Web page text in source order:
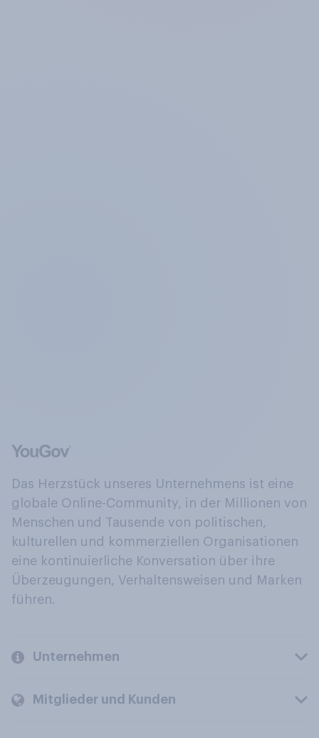
Das Herzstück unseres Unternehmens ist eine
globale Online-Community, in der Millionen von
Menschen und Tausende von politischen,
kulturellen und kommerziellen Organisationen
eine kontinuierliche Konversation über ihre
Überzeugungen, Verhaltensweisen und Marken
führen.
Unternehmen
Mitglieder und Kunden